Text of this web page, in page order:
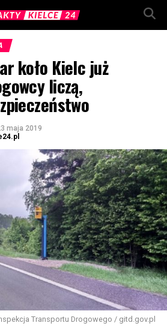
koło Kielc już
liczą,
maja 2019
Transportu Drogowego / gitd.gov.pl